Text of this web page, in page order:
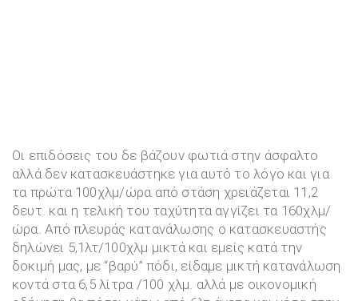
Οι επιδόσεις του δε βάζουν φωτιά στην άσφαλτο
αλλά δεν κατασκευάστηκε για αυτό το λόγο και για
τα πρώτα 100χλμ/ώρα από στάση χρειάζεται 11,2
δευτ. και η τελική του ταχύτητα αγγίζει τα 160χλμ/
ώρα. Από πλευράς κατανάλωσης ο κατασκευαστής
δηλώνει 5,1λτ/100χλμ μικτά και εμείς κατά την
δοκιμή μας, με “βαρύ” πόδι, είδαμε μικτή κατανάλωση
κοντά στα 6,5 λίτρα /100 χλμ. αλλά με οικονομική